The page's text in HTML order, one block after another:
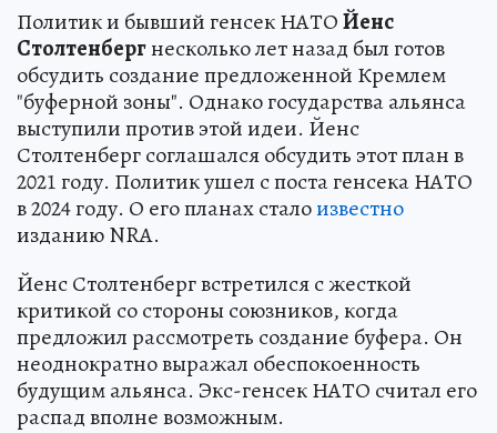
Политик и бывший генсек НАТОЙенс
Столтенбергнесколько лет назад был готов
обсудить создание предложенной Кремлем
"буферной зоны". Однако государства альянса
выступили против этой идеи. Йенс
Столтенберг соглашался обсудить этот план в
2021 году. Политик ушел с поста генсека НАТО
в 2024 году. О его планах сталоизвестно
изданию NRA.
Йенс Столтенберг встретился с жесткой
критикой со стороны союзников, когда
предложил рассмотреть создание буфера. Он
неоднократно выражал обеспокоенность
будущим альянса. Экс-генсек НАТО считал его
распад вполне возможным.